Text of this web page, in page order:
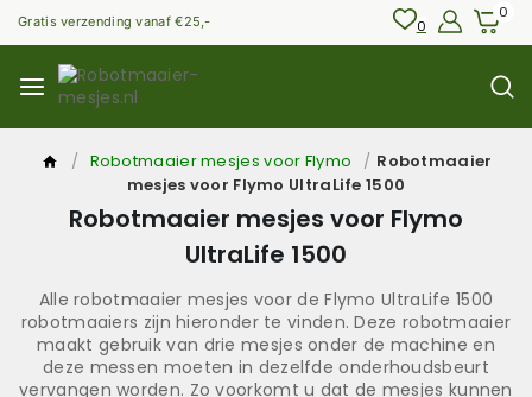
SkipGratis verzending vanaf €25,- 0
0
/ Robotmaaier mesjes voor Flymo / Robotmaaier
mesjes voor Flymo UltraLife 1500
Robotmaaier mesjes voor Flymo
UltraLife 1500
Alle robotmaaier mesjes voor de Flymo UltraLife 1500
robotmaaiers zijn hieronder te vinden. Deze robotmaaier
maakt gebruik van drie mesjes onder de machine en
deze messen moeten in dezelfde onderhoudsbeurt
vervangen worden. Zo voorkomt u dat de mesjes kunnen